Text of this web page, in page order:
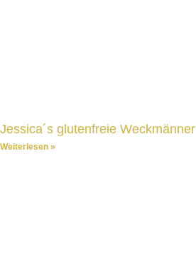
Jessica´s glutenfreie Weckmänner
Weiterlesen »